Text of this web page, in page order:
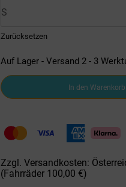
Zurücksetzen
Auf Lager - Versand 2 - 3
Salomon
Skihelm
L47610700
Pro
Menge
In den Warenkorb
Zzgl. Versandkosten:
(Fahrräder 100,00 €)